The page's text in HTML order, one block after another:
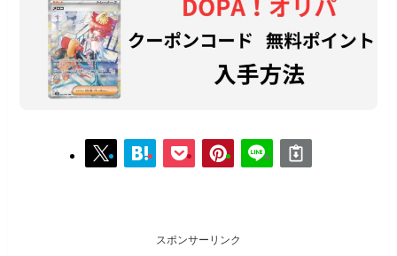
スポンサーリンク